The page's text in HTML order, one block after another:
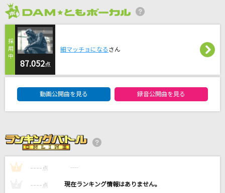
愛のかたまり
KinKi Kids
LφVEST
SCREEN mode
[生音]クリスマスキャロルの頃には
稲垣潤一
布施明
創聖のアクエリオン
87.052点
細マッチョになる さん
動画公開曲を見る 録音公開曲を見る
1 ---- 点 ----
---- 点 ----